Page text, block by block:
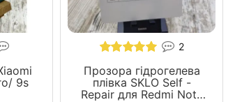
9s
2
Прозора гідрогелева
плівка SKLO Self -
Repair для Redmi Note